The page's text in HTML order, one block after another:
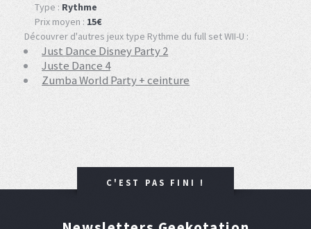
Type : Rythme
Prix moyen : 15€
Découvrer d'autres jeux type Rythme du full set WII-U :
Just Dance Disney Party 2
Juste Dance 4
Zumba World Party + ceinture
C'EST PAS FINI !